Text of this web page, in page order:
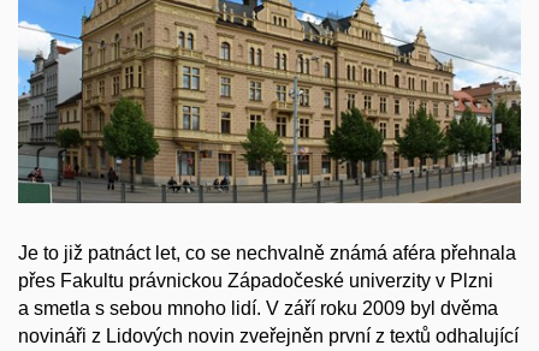
Je to již patnáct let, co se nechvalně známá aféra přehnala
přes Fakultu právnickou Západočeské univerzity v Plzni
a smetla s sebou mnoho lidí. V září roku 2009 byl dvěma
novináři z Lidových novin zveřejněn první z textů odhalující